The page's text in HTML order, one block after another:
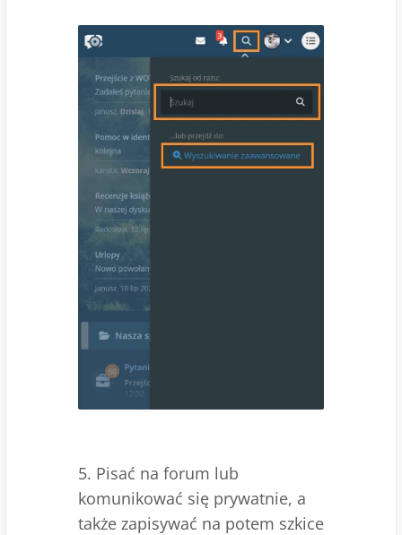
5. Pisać na forum lub
komunikować się prywatnie, a
także zapisywać na potem szkice